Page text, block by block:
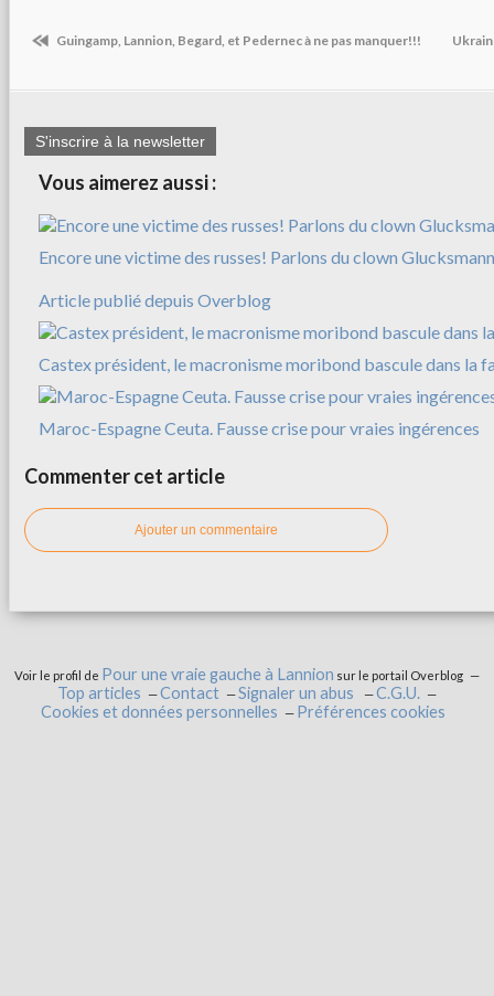
Guingamp, Lannion, Begard, et Pedernec à ne pas manquer!!!
S'inscrire à la newsletter
Vous aimerez aussi :
Encore une victime des russes! Parlons du clown Glucksmann
Article publié depuis Overblog
Castex président, le macronisme moribond bascule dans la
Maroc-Espagne Ceuta. Fausse crise pour vraies ingérences
Commenter cet article
Ajouter un commentaire
Voir le profil de Pour une vraie gauche à Lannion sur le portail Overblog
Top articles Contact Signaler un abus
C.G.U.
Cookies et données personnelles
Préférences cookies